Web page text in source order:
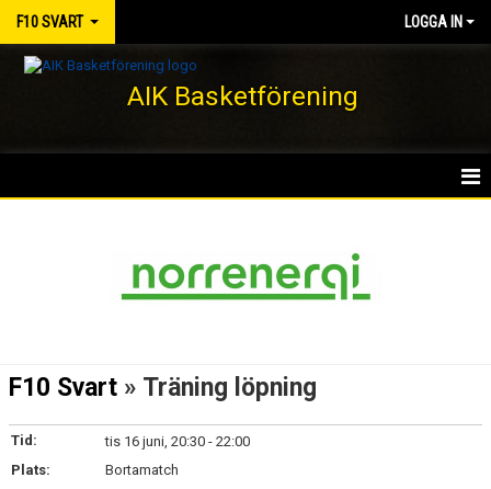
F10 SVART LOGGA IN
AIK Basketförening
F10 Svart » Träning löpning
Tid:
tis 16 juni, 20:30 - 22:00
Plats:
Bortamatch